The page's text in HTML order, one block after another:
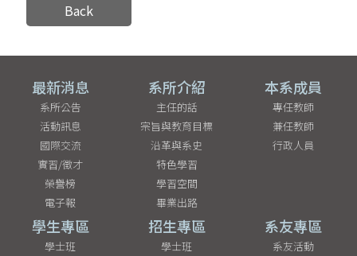
Back
最新消息
系所公告
活動訊息
國際交流
實習/徵才
榮譽榜
電子報
系所介紹
主任的話
宗旨與教育目標
沿革與系史
特色學習
學習空間
畢業出路
本系成員
專任教師
兼任教師
行政人員
學生專區
學士班
招生專區
學士班
系友專區
系友活動